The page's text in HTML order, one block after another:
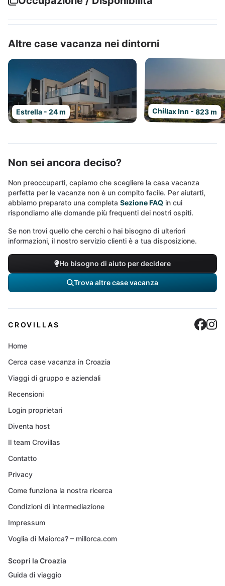
Altre case vacanza nei dintorni
Estrella - 24 m Chillax Inn - 823 m
Non sei ancora deciso?
Non preoccuparti, capiamo che scegliere la casa vacanza
perfetta per le vacanze non è un compito facile. Per aiutarti,
abbiamo preparato una completa Sezione FAQ in cui
rispondiamo alle domande più frequenti dei nostri ospiti.
Se non trovi quello che cerchi o hai bisogno di ulteriori
informazioni, il nostro servizio clienti è a tua disposizione.
Ho bisogno di aiuto per decidere
Trova altre case vacanza
CROVILLAS
Home
Cerca case vacanza in Croazia
Viaggi di gruppo e aziendali
Recensioni
Login proprietari
Diventa host
Il team Crovillas
Contatto
Privacy
Come funziona la nostra ricerca
Condizioni di intermediazione
Impressum
Voglia di Maiorca? – millorca.com
Scopri la Croazia
Guida di viaggio